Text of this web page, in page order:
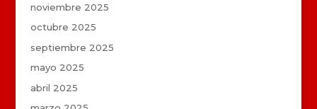
noviembre 2025
octubre 2025
septiembre 2025
mayo 2025
abril 2025